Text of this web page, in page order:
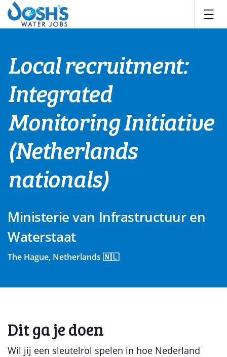
Skip
content
Local recruitment:
Integrated
Monitoring Initiative
(Netherlands
nationals)
Ministerie van Infrastructuur en
Waterstaat
The Hague, Netherlands 🇳🇱
Dit ga je doen
Wil jij een sleutelrol spelen in hoe Nederland